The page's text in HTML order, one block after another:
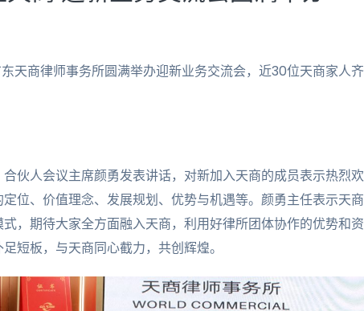
天商律师事务所圆满举办迎新业务交流会，近30位天商家人齐
伙人会议主席颜勇发表讲话，对新加入天商的成员表示热烈欢
位、价值理念、发展规划、优势与机遇等。颜勇主任表示天商
，期待大家全方面融入天商，利用好律所团体协作的优势和资
短板，与天商同心截力，共创辉煌。